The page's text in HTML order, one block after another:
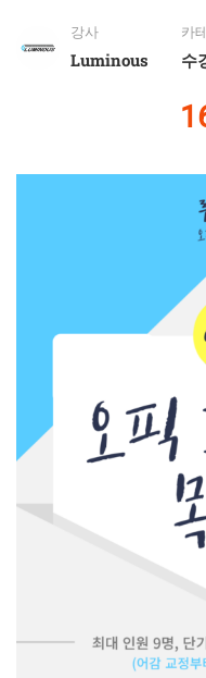
강사
Luminous
카
수